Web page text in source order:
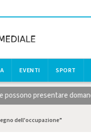
EVENTI SPORT
presentare domanda.
dell'occupazione”